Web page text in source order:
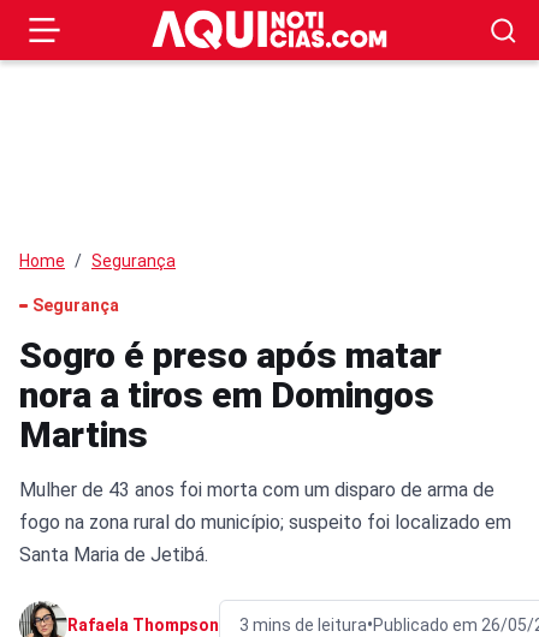
Home Segurança
Segurança
Sogro é preso após matar
nora a tiros em Domingos
Martins
Mulher de 43 anos foi morta com um disparo de arma de
fogo na zona rural do município; suspeito foi localizado em
Santa Maria de Jetibá.
Rafaela Thompson 3 mins de leitura•Publicado em 26/05/